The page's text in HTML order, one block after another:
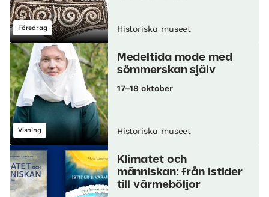
Föredrag Historiska museet
Visning
Medeltida mode med
sömmerskan själv
17–18 oktober
Historiska museet
Klimatet och
människan: från istider
till värmeböljor